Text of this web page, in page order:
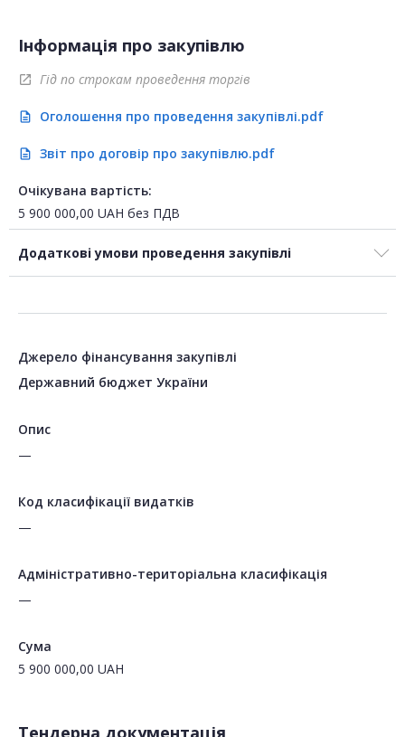
Інформація про закупівлю
open_in_new Гід по строкам проведення торгів
description Оголошення про проведення закупівлі.pdf
description Звіт про договір про закупівлю.pdf
Очікувана вартість:
5 900 000,00 UAH без ПДВ
Додаткові умови проведення закупівлі
Джерело фінансування закупівлі
Державний бюджет України
Опис
—
Код класифікації видатків
—
Адміністративно-територіальна класифікація
—
Сума
5 900 000,00 UAH